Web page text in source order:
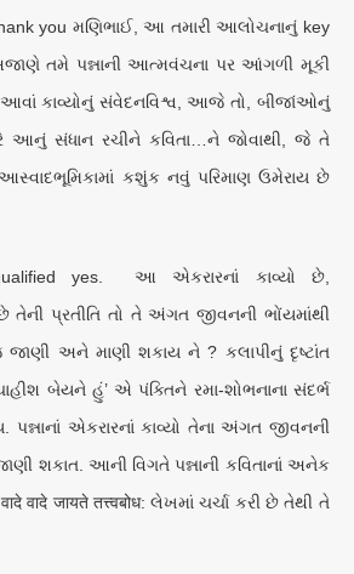
you મણિભાઈ, આ તમારી આલોચનાનું key
તમે પન્નાની આત્મવંચના પર આંગળી મૂકી
આવાં કાવ્યોનું સંવેદનવિશ્વ, આજે તો, બીજાંઓનું
આનું સંધાન રચીને કવિતા…ને જોવાથી, જે તે
કશુંક નવું પરિમાણ ઉમેરાય છે
yes. આ એકરારનાં કાવ્યો છે,
તેની પ્રતીતિ તો તે અંગત જીવનની ભોંયમાંથી
અને માણી શકાય ને ? કલાપીનું દૃષ્ટાંત
બેયને હું’ એ પંક્તિને રમા-શોભનાના સંદર્ભ
પન્નાનાં એકરારનાં કાવ્યો તેના અંગત જીવનની
જાણી શકાત. આની વિગતે પન્નાની કવિતાનાં અનેક
वादे जायते तत्त्वबोध: લેખમાં ચર્ચા કરી છે તેથી તે